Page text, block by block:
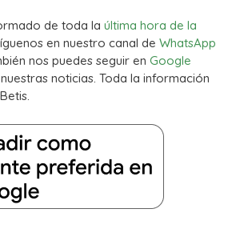
de toda la última hora de la
en nuestro canal de WhatsApp
nos puedes seguir en Google
noticias. Toda la información